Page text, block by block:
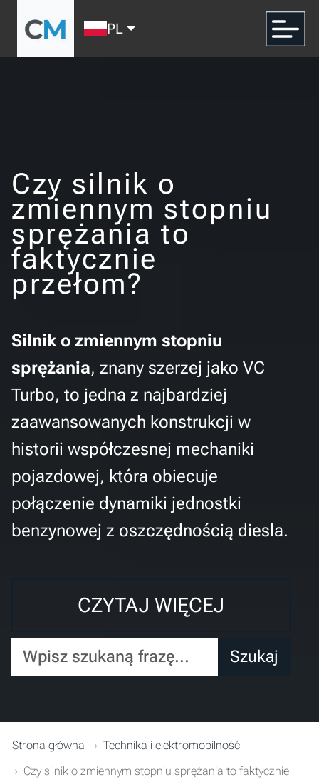
PL
Czy silnik o
zmiennym stopniu
sprężania to
faktycznie
przełom?
Silnik o zmiennym stopniu
sprężania, znany szerzej jako VC
Turbo, to jedna z najbardziej
zaawansowanych konstrukcji w
historii współczesnej mechaniki
pojazdowej, która obiecuje
połączenie dynamiki jednostki
benzynowej z oszczędnością diesla.
CZYTAJ WIĘCEJ
Wpisz szukaną frazę... Szukaj
Strona główna
Technika i elektromobilność
Czy silnik o zmiennym stopniu sprężania to faktycznie